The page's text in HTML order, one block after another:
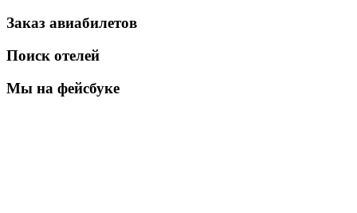
Заказ авиабилетов
Поиск отелей
Мы на фейсбуке